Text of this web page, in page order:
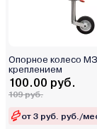
Опорное колесо
креплением
100.00 руб.
109 руб.
от 3 руб. руб./